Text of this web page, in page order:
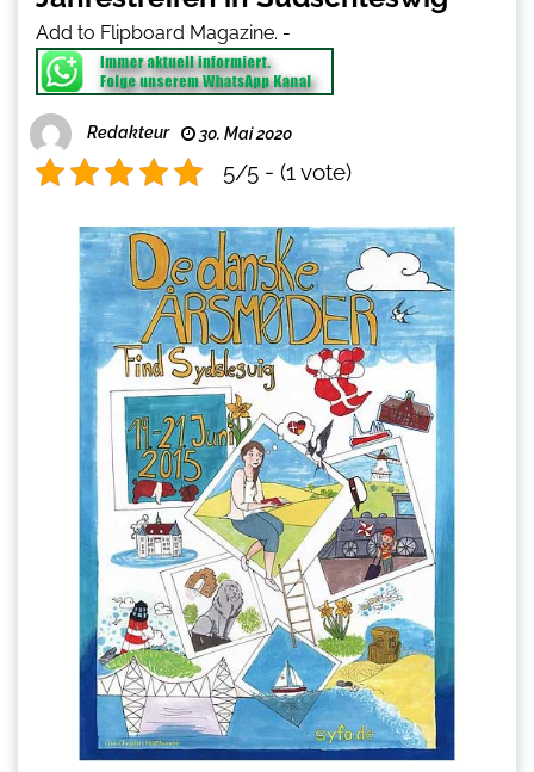
Add to Flipboard Magazine. -
Redakteur 30. Mai 2020
5/5 - (1 vote)